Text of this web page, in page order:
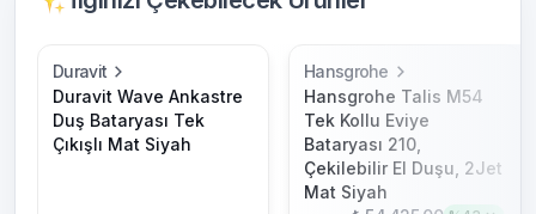
Duravit
Duravit Wave Ankastre
Duş Bataryası Tek
Çıkışlı Mat Siyah
Hansgrohe
Hansgrohe Talis M54
Tek Kollu Eviye
Bataryası 210,
Çekilebilir El Duşu, 2Jet
Mat Siyah